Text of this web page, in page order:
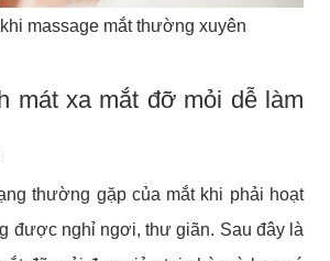
massage mắt thường xuyên
mát xa mắt đỡ mỏi dễ làm
thường gặp của mắt khi phải hoạt
được nghỉ ngơi, thư giãn. Sau đây là